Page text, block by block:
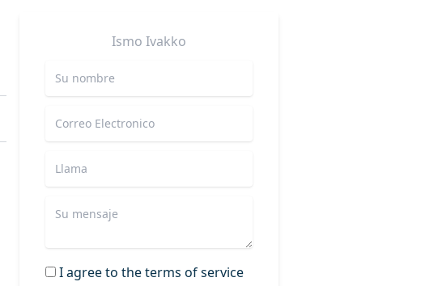
Ismo Ivakko
I agree to the terms of service